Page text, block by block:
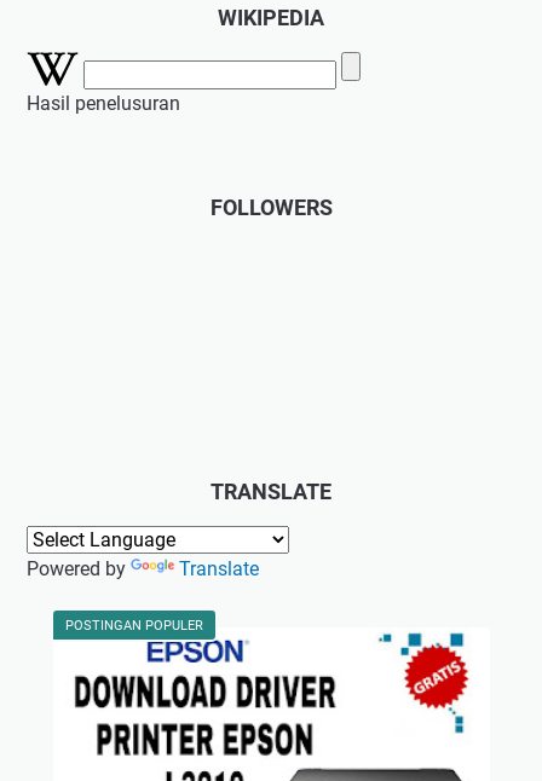
WIKIPEDIA
Hasil penelusuran
FOLLOWERS
TRANSLATE
Powered by Translate
POSTINGAN POPULER